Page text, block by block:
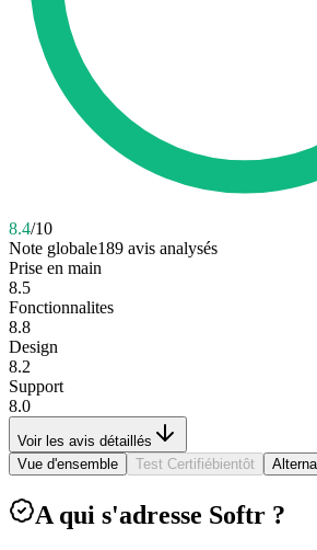
8.4/10
Note globale189 avis analysés
Prise en main
8.5
Fonctionnalites
8.8
Design
8.2
Support
8.0
Voir les avis détaillés
Vue d'ensemble
Test Certifiébientôt
A qui s'adresse Softr ?